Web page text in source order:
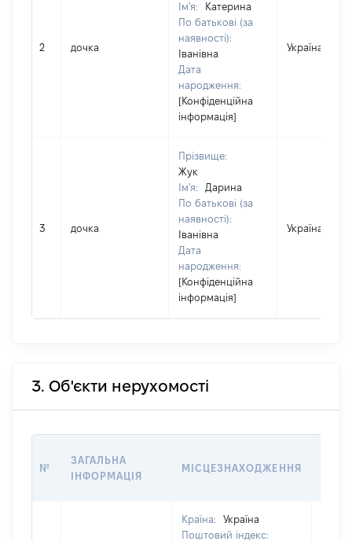
2 дочка
Ім'я:
Катерина
По батькові (за
наявності):
Іванівна
Дата
народження:
[Конфіденційна
інформація]
Україна
3 дочка
Прізвище:
Жук
Ім'я:
Дарина
По батькові (за
наявності):
Іванівна
Дата
народження:
[Конфіденційна
інформація]
Україна
3. Об'єкти нерухомості
№
ЗАГАЛЬНА
ІНФОРМАЦІЯ
МІСЦЕЗНАХОДЖЕННЯ
Країна:
Україна
Поштовий індекс: